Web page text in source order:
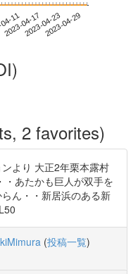
11
2023-04-172023-04-232023-04-29
2 favorites)
より 大正2年栗本露村
あたかも巨人が双手を
ん・・新居浜のある新
(投稿一覧)